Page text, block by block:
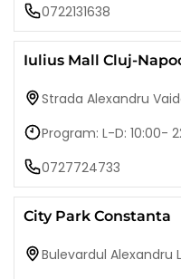
0722131638
Iulius Mall Cluj-
Strada Alexandru
Program: L-D: 10:00-
0727724733
City Park Constanta
Bulevardul Alexandru